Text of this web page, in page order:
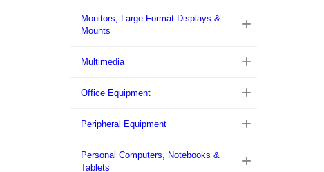
Monitors, Large Format Displays &
Mounts
Multimedia
Office Equipment
Peripheral Equipment
Personal Computers, Notebooks &
Tablets